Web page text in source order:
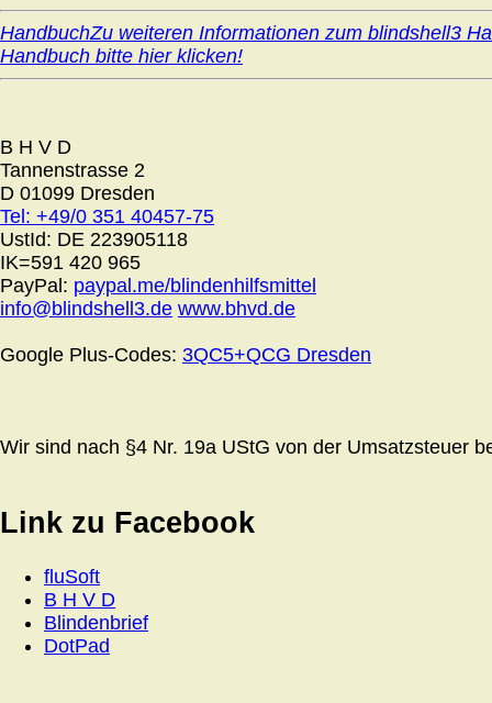
HandbuchZu weiteren Informationen zum blindshell3
Handbuch bitte hier klicken!
B H V D
Tannenstrasse 2
D 01099 Dresden
Tel: +49/0 351 40457-75
UstId: DE 223905118
IK=591 420 965
PayPal: paypal.me/blindenhilfsmittel
info@blindshell3.de www.bhvd.de
Google Plus-Codes: 3QC5+QCG Dresden
Wir sind nach §4 Nr. 19a UStG von der Umsatzsteuer
Link zu Facebook
fluSoft
B H V D
Blindenbrief
DotPad